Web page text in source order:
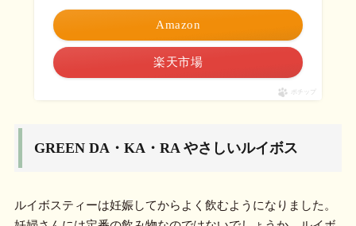
Amazon
楽天市場
ポチップ
GREEN DA・KA・RA やさしいルイボス
ルイボスティーは妊娠してからよく飲むようになりました。